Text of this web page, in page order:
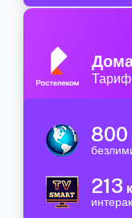
Тариф
800
213